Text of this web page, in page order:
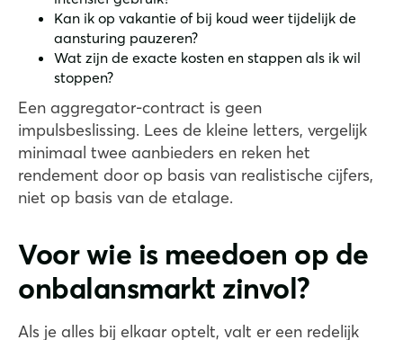
Kan ik op vakantie of bij koud weer tijdelijk de
aansturing pauzeren?
Wat zijn de exacte kosten en stappen als ik wil
stoppen?
Een aggregator-contract is geen
impulsbeslissing. Lees de kleine letters, vergelijk
minimaal twee aanbieders en reken het
rendement door op basis van realistische cijfers,
niet op basis van de etalage.
Voor wie is meedoen op de
onbalansmarkt zinvol?
Als je alles bij elkaar optelt, valt er een redelijk